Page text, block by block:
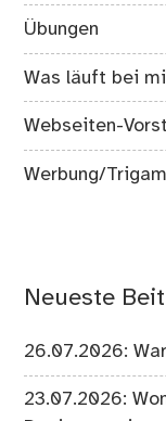
Übungen
Was läuft bei
Webseiten-
Werbung/
Neueste
26.07.2026:
23.07.2026: